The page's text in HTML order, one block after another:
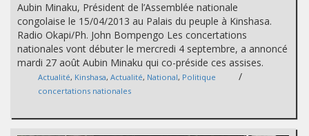
Aubin Minaku, Président de l’Assemblée nationale
congolaise le 15/04/2013 au Palais du peuple à Kinshasa.
Radio Okapi/Ph. John Bompengo Les concertations
nationales vont débuter le mercredi 4 septembre, a annoncé
mardi 27 août Aubin Minaku qui co-préside ces assises.
Actualité, Kinshasa, Actualité, National, Politique /
concertations nationales